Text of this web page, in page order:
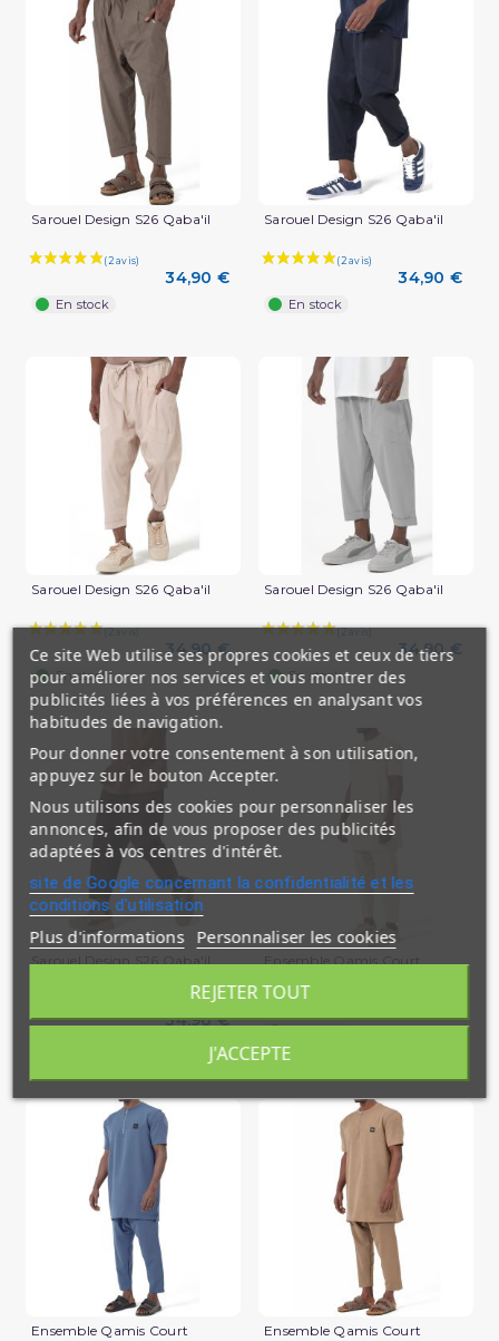
(1 avis)
Sarouel Design S26 Qaba'il
34,90 €
En stock
Sarouel Design S26 Qaba'il
34,90 €
En stock
Sarouel Design S26 Qaba'il
34,90 €
En stock
Sarouel Design S26 Qaba'il
34,90 €
En stock
34,90 €
En stock
Ensemble Qamis Court
Ensemble Qamis Court
Ce site Web utilise ses propres cookies et ceux de tiers
pour améliorer nos services et vous montrer des
publicités liées à vos préférences en analysant vos
habitudes de navigation.
Pour donner votre consentement à son utilisation,
appuyez sur le bouton Accepter.
Nous utilisons des cookies pour personnaliser les
annonces, afin de vous proposer des publicités
adaptées à vos centres d'intérêt.
site de Google concernant la confidentialité et les
conditions d'utilisation
Plus d'informations Personnaliser les cookies
REJETER TOUT
J'ACCEPTE